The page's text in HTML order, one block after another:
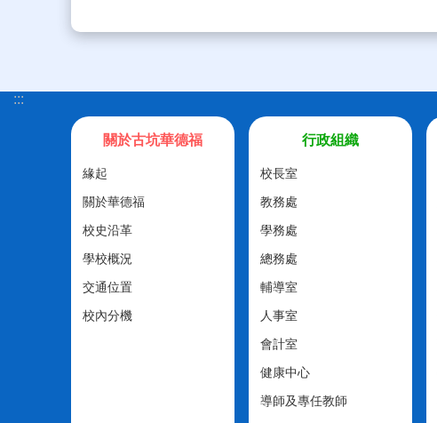
:::
關於古坑華德福
緣起
關於華德福
校史沿革
學校概況
交通位置
校內分機
行政組織
校長室
教務處
學務處
總務處
輔導室
人事室
會計室
健康中心
導師及專任教師